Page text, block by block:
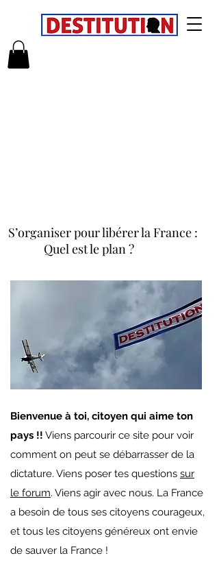
S’organiser pour libérer la France :
Quel est le plan ?
Bienvenue à toi, citoyen qui aime ton
pays !! Viens parcourir ce site pour voir
comment on peut se débarrasser de la
dictature. Viens poser tes questions sur
le forum. Viens agir avec nous. La France
a besoin de tous ses citoyens courageux,
et tous les citoyens généreux ont envie
de sauver la France !